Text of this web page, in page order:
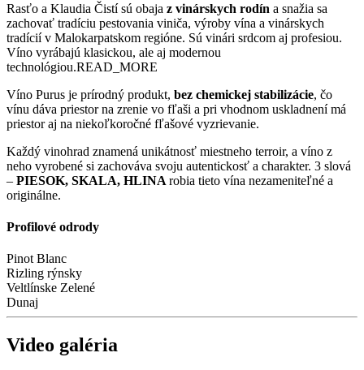
Rasťo a Klaudia Čistí sú obaja z vinárskych rodín a snažia sa
zachovať tradíciu pestovania viniča, výroby vína a vinárskych
tradícií v Malokarpatskom regióne. Sú vinári srdcom aj profesiou.
Víno vyrábajú klasickou, ale aj modernou
technológiou.READ_MORE
Víno Purus je prírodný produkt, bez chemickej stabilizácie, čo
vínu dáva priestor na zrenie vo fľaši a pri vhodnom uskladnení má
priestor aj na niekoľkoročné fľašové vyzrievanie.
Každý vinohrad znamená unikátnosť miestneho terroir, a víno z
neho vyrobené si zachováva svoju autentickosť a charakter. 3 slová
– PIESOK, SKALA, HLINA robia tieto vína nezameniteľné a
originálne.
Profilové odrody
Pinot Blanc
Rizling rýnsky
Veltlínske Zelené
Dunaj
Video galéria